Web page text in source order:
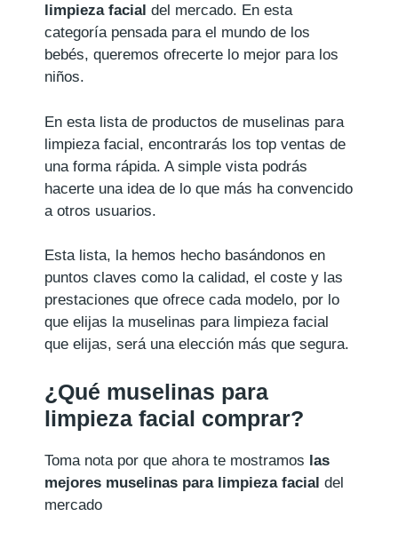
limpieza facial del mercado. En esta
categoría pensada para el mundo de los
bebés, queremos ofrecerte lo mejor para los
niños.
En esta lista de productos de muselinas para
limpieza facial, encontrarás los top ventas de
una forma rápida. A simple vista podrás
hacerte una idea de lo que más ha convencido
a otros usuarios.
Esta lista, la hemos hecho basándonos en
puntos claves como la calidad, el coste y las
prestaciones que ofrece cada modelo, por lo
que elijas la muselinas para limpieza facial
que elijas, será una elección más que segura.
¿Qué muselinas para
limpieza facial comprar?
Toma nota por que ahora te mostramos las
mejores muselinas para limpieza facial del
mercado